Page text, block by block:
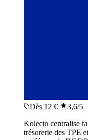
Dès 12 € 3,6/5
Kolecto centralise
trésorerie des TPE